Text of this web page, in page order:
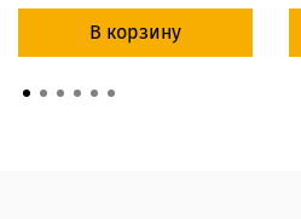
В корзину